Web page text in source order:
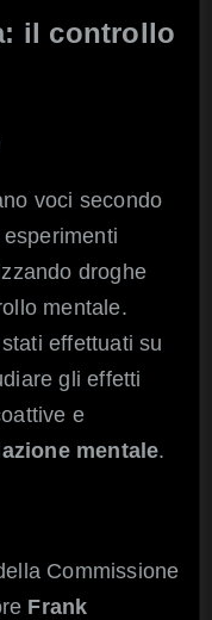
il controllo
voci secondo
droghe
mentale.
effettuati su
gli effetti
e
mentale.
Commissione
Frank